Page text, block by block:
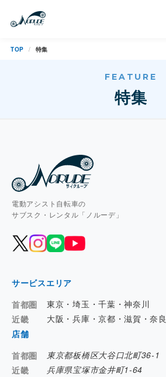
TOP 特集
FEATURE
特集
電動アシスト自転車の
サブスク・レンタル「ノルーデ」
サービスエリア
首都圏
東京・埼玉・千葉・神奈川
近畿
大阪・兵庫・京都・滋賀・奈良
店舗
首都圏
東京都板橋区大谷口北町36-1
近畿
兵庫県宝塚市金井町1-64